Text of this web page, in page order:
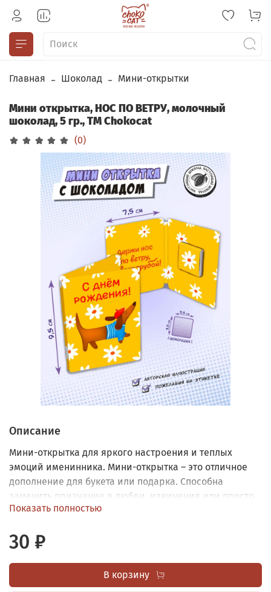
Главная Шоколад Мини-открытки
Мини открытка, НОС ПО ВЕТРУ, молочный
шоколад, 5 гр., TM Chokocat
(0)
Описание
Мини-открытка для яркого настроения и теплых
эмоций именинника. Мини-открытка – это отличное
дополнение для букета или подарка. Способна
заменить признание в любви, извинения или просто
поднять настроение. Внутри молочный шоколад (5
ШОУ-БОКС В ПОДАРОК
открыток.
Показать полностью
30 ₽
В корзину